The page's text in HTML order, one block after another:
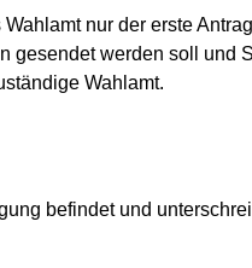
nur der erste
gesendet werden soll und
Wahlamt.
befindet und